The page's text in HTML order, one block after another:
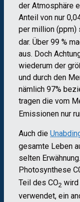
der Atmosphäre
Anteil von nur
per million (ppm)
dar. Über 99 %
aus. Doch
wiederum der
und durch den
nämlich 97%
tragen die vom
Emissionen nur
Auch die
gesamte Leben
selten
Photosynthese
Teil des CO2 wird
verwendet, ein